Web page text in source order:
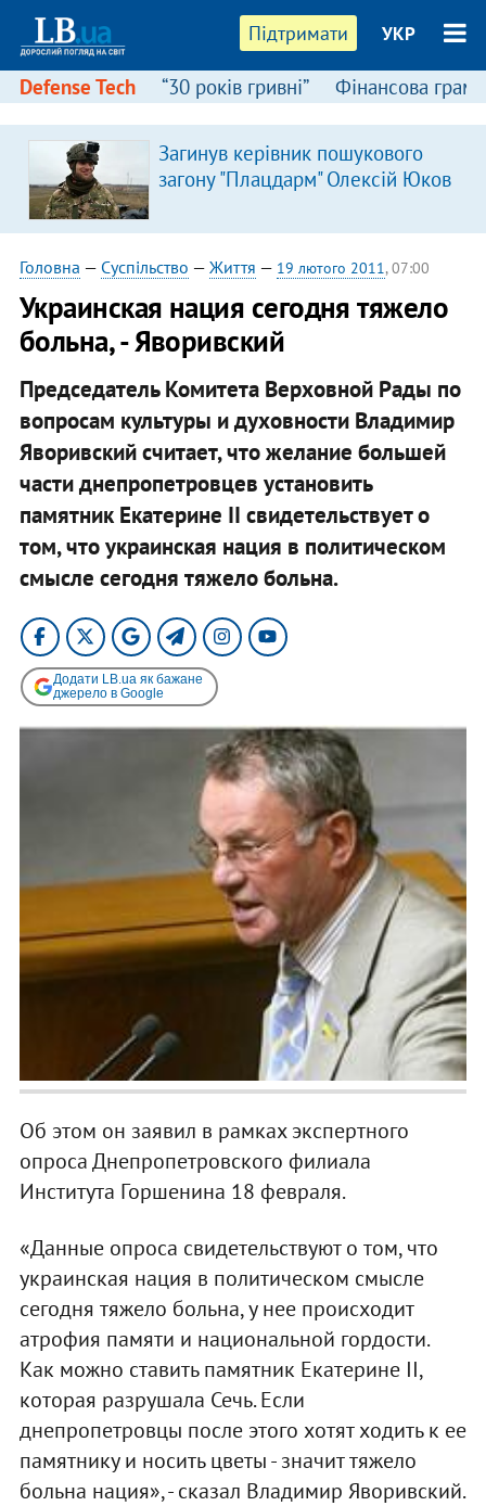
Підтримати УКР
Defense Tech “30 років гривні” Фінансова
Загинув керівник пошукового
загону "Плацдарм" Олексій Юков
Головна — Суспільство — Життя — 19 лютого 2011, 07:00
Украинская нация сегодня тяжело
больна, - Яворивский
Председатель Комитета Верховной Рады по
вопросам культуры и духовности Владимир
Яворивский считает, что желание большей
части днепропетровцев установить
памятник Екатерине II свидетельствует о
том, что украинская нация в политическом
смысле сегодня тяжело больна.
Додати LB.ua як бажане
джерело в Google
Об этом он заявил в рамках экспертного
опроса Днепропетровского филиала
Института Горшенина 18 февраля.
«Данные опроса свидетельствуют о том, что
украинская нация в политическом смысле
сегодня тяжело больна, у нее происходит
атрофия памяти и национальной гордости.
Как можно ставить памятник Екатерине II,
которая разрушала Сечь. Если
днепропетровцы после этого хотят ходить к ее
памятнику и носить цветы - значит тяжело
больна нация», - сказал Владимир Яворивский.